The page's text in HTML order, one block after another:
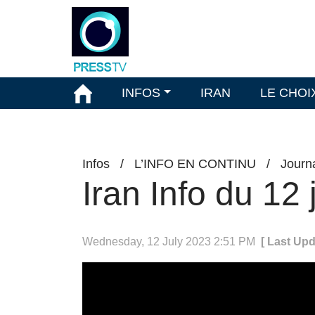
INFOS IRAN LE
Infos / L’INFO EN CONTINU /
Iran Info du 12
Wednesday, 12 July 2023 2:51 PM [ Last